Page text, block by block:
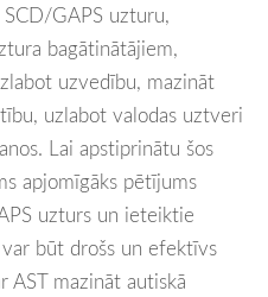
GAPS uzturu,
bagātinātājiem,
uzvedību, mazināt
uzlabot valodas uztveri
Lai apstiprinātu šos
apjomīgāks pētījums
uzturs un ieteiktie
būt drošs un efektīvs
AST mazināt autiskā